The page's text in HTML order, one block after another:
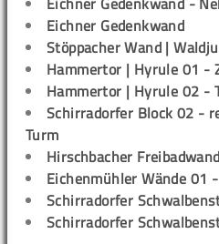
Eichner Gedenkwand
Stöppacher Wand |
Hammertor | Hyrule 01 -
Hammertor | Hyrule 02 -
Schirradorfer Block 02 -
Turm
Hirschbacher
Eichenmühler Wände 01
Schirradorfer
Schirradorfer